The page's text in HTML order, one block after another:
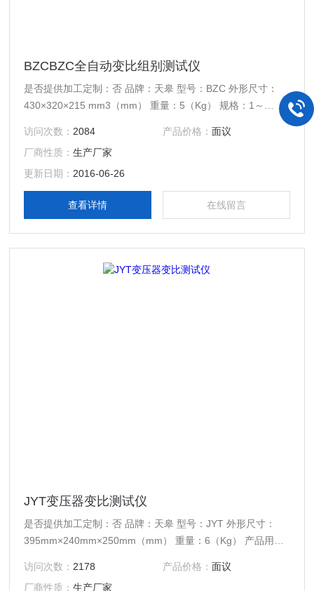
BZCBZC全自动变比组别测试仪
是否提供加工定制：否 品牌：天皋 型号：BZC 外形尺寸：
430×320×215 mm3（mm） 重量：5（Kg） 规格：1～
访问次数： 2084 产品价格： 面议
厂商性质：生产厂家
更新日期： 2016-06-26
查看详情 在线留言
JYT变压器变比测试仪
是否提供加工定制：否 品牌：天皋 型号：JYT 外形尺寸：
395mm×240mm×250mm（mm） 重量：6（Kg） 产品用
访问次数： 2178 产品价格： 面议
厂商性质：生产厂家